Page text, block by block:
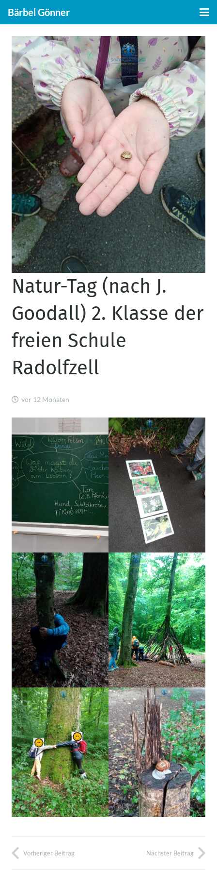
Bärbel Gönner
Natur-Tag (nach J.
Goodall) 2. Klasse der
freien Schule
Radolfzell
vor 12 Monaten
Vorheriger Beitrag Nächster Beitrag